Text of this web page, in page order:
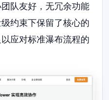
队友好，无冗余功能
约束下保留了核心的
应对标准瀑布流程的